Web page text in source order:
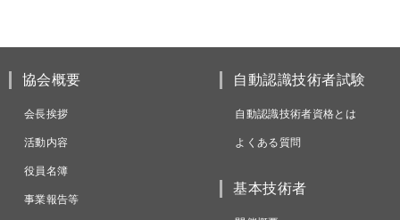
協会概要
会長挨拶
活動内容
役員名簿
事業報告等
自動認識技術者試験
自動認識技術者資格とは
よくある質問
基本技術者